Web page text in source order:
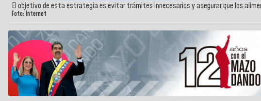
El objetivo de esta estrategia es evitar trámites innecesarios y asegurar que los
Foto: Internet